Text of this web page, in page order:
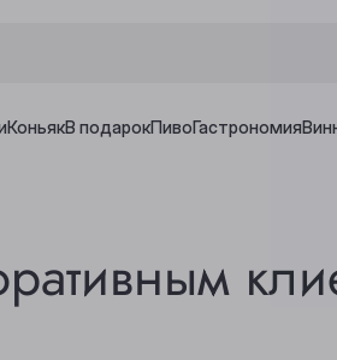
КоньякВ подарокПивоГастрономия